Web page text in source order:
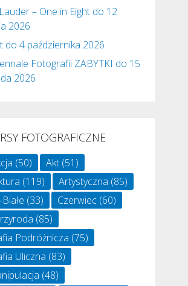
– One in Eight do 12
2026
do 4 października 2026
Fotografii ZABYTKI do 15
2026
FOTOGRAFICZNE
(50) Akt(51)
(119) Artystyczna (85)
(33) Czerwiec(60)
(85)
Podróżnicza (75)
Uliczna (83)
(48)